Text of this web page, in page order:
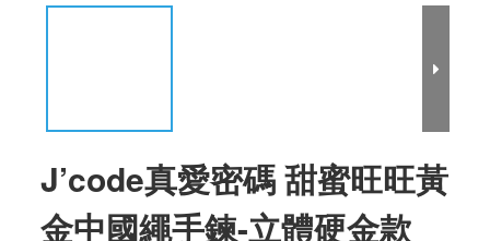
J’code真愛密碼 甜蜜旺旺黃
金中國繩手鍊-立體硬金款